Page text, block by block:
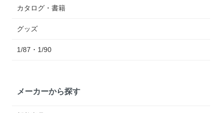
カタログ・書籍
グッズ
1/87・1/90
メーカーから探す